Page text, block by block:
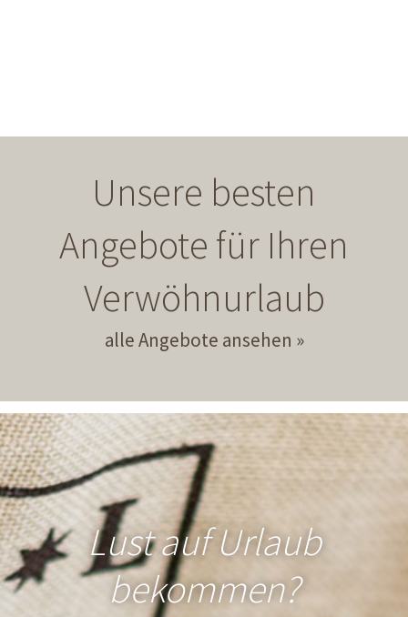
Unsere besten
Angebote für Ihren
Verwöhnurlaub
alle Angebote ansehen
Lust auf Urlaub
bekommen?